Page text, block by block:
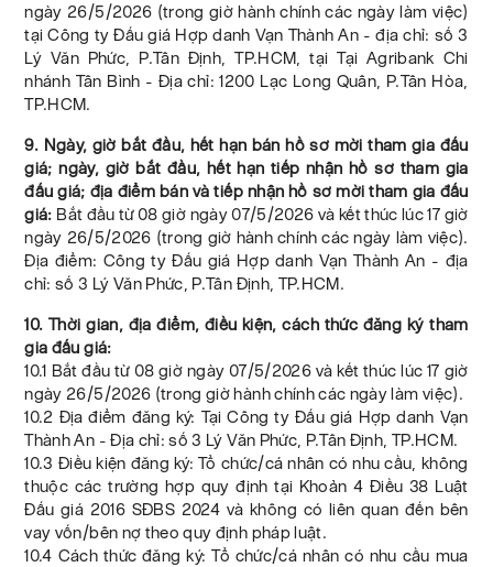
ngày 26/5/2026 (trong giờ hành chính các ngày làm việc)
tại Công ty Đấu giá Hợp danh Vạn Thành An - địa chỉ: số 3
Lý Văn Phức, P.Tân Định, TP.HCM, tại Tại Agribank Chi
nhánh Tân Bình - Địa chỉ: 1200 Lạc Long Quân, P.Tân Hòa,
TP.HCM.
9. Ngày, giờ bắt đầu, hết hạn bán hồ sơ mời tham gia đấu
giá; ngày, giờ bắt đầu, hết hạn tiếp nhận hồ sơ tham gia
đấu giá; địa điểm bán và tiếp nhận hồ sơ mời tham gia đấu
giá: Bắt đầu từ 08 giờ ngày 07/5/2026 và kết thúc lúc 17 giờ
ngày 26/5/2026 (trong giờ hành chính các ngày làm việc).
Địa điểm: Công ty Đấu giá Hợp danh Vạn Thành An - địa
chỉ: số 3 Lý Văn Phức, P.Tân Định, TP.HCM.
10. Thời gian, địa điểm, điều kiện, cách thức đăng ký tham
gia đấu giá:
10.1 Bắt đầu từ 08 giờ ngày 07/5/2026 và kết thúc lúc 17 giờ
ngày 26/5/2026 (trong giờ hành chính các ngày làm việc).
10.2 Địa điểm đăng ký: Tại Công ty Đấu giá Hợp danh Vạn
Thành An - Địa chỉ: số 3 Lý Văn Phức, P.Tân Định, TP.HCM.
10.3 Điều kiện đăng ký: Tổ chức/cá nhân có nhu cầu, không
thuộc các trường hợp quy định tại Khoản 4 Điều 38 Luật
Đấu giá 2016 SĐBS 2024 và không có liên quan đến bên
vay vốn/bên nợ theo quy định pháp luật.
10.4 Cách thức đăng ký: Tổ chức/cá nhân có nhu cầu mua